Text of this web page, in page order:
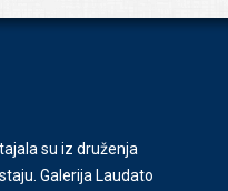
su iz druženja
Galerija Laudato